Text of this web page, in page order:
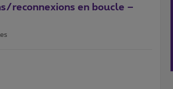
reconnexions en boucle –